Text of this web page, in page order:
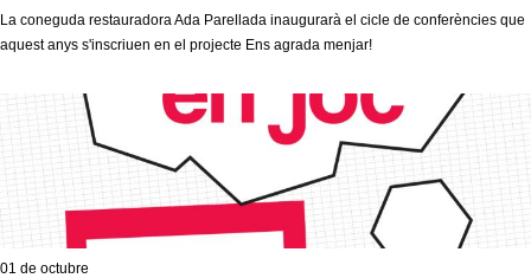
e
n
d
e
d
e
e
La coneguda restauradora Ada Parellada inaugurarà el cicle de conferències que
aquest anys s'inscriuen en el projecte Ens agrada menjar!
01 de octubre